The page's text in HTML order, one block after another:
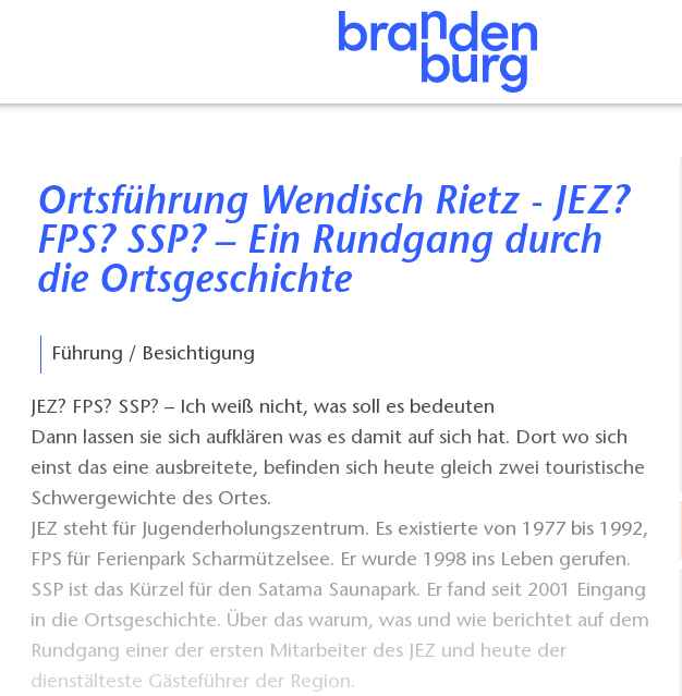
Ortsführung Wendisch Rietz - JEZ?
FPS? SSP? – Ein Rundgang durch
die Ortsgeschichte
Führung / Besichtigung
JEZ? FPS? SSP? – Ich weiß nicht, was soll es bedeuten
Dann lassen sie sich aufklären was es damit auf sich hat. Dort wo sich
einst das eine ausbreitete, befinden sich heute gleich zwei touristische
Schwergewichte des Ortes.
JEZ steht für Jugenderholungszentrum. Es existierte von 1977 bis 1992,
FPS für Ferienpark Scharmützelsee. Er wurde 1998 ins Leben gerufen.
SSP ist das Kürzel für den Satama Saunapark. Er fand seit 2001 Eingang
in die Ortsgeschichte. Über das warum, was und wie berichtet auf dem
Rundgang einer der ersten Mitarbeiter des JEZ und heute der
dienstälteste Gästeführer der Region.